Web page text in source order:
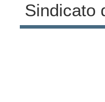
Sindicato